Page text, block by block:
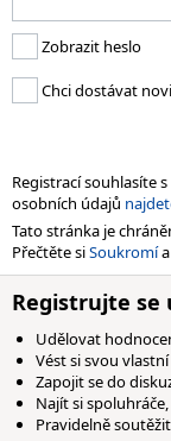
Zobrazit heslo
Chci dostávat
Registrací souhlasíte s
osobních údajů
Tato stránka je
Přečtěte siSoukromía
Registrujte se
Udělovat
Vést si svou
Zapojit se do
Najít si
Pravidelně